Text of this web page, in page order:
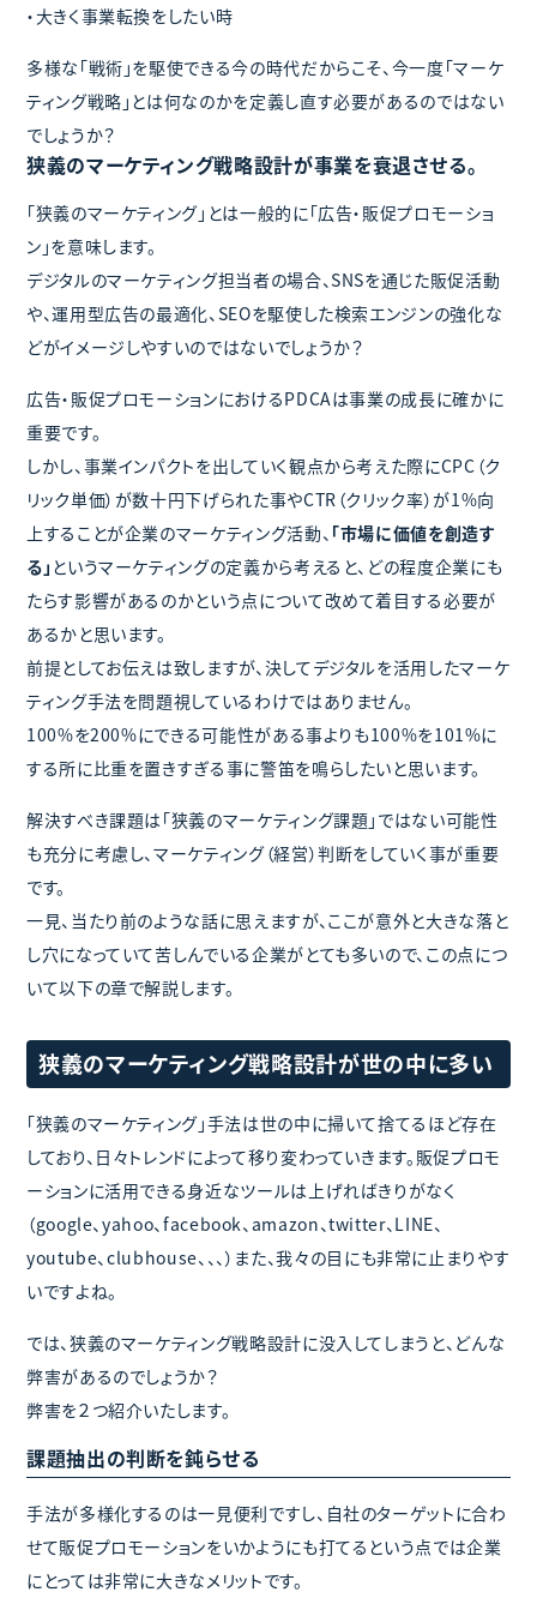
・大きく事業転換をしたい時
多様な「戦術」を駆使できる今の時代だからこそ、今一度「マーケ
ティング戦略」とは何なのかを定義し直す必要があるのではない
でしょうか？
狭義のマーケティング戦略設計が事業を衰退させる。
「狭義のマーケティング」とは一般的に「広告・販促プロモーショ
ン」を意味します。
デジタルのマーケティング担当者の場合、SNSを通じた販促活動
や、運用型広告の最適化、SEOを駆使した検索エンジンの強化な
どがイメージしやすいのではないでしょうか？
広告・販促プロモーションにおけるPDCAは事業の成長に確かに
重要です。
しかし、事業インパクトを出していく観点から考えた際にCPC（ク
リック単価）が数十円下げられた事やCTR（クリック率）が1%向
上することが企業のマーケティング活動、 「市場に価値を創造す
る」 というマーケティングの定義から考えると、どの程度企業にも
たらす影響があるのかという点について改めて着目する必要が
あるかと思います。
前提としてお伝えは致しますが、決してデジタルを活用したマーケ
ティング手法を問題視しているわけではありません。
100%を200%にできる可能性がある事よりも100%を101%に
する所に比重を置きすぎる事に警笛を鳴らしたいと思います。
解決すべき課題は「狭義のマーケティング課題」ではない可能性
も充分に考慮し、マーケティング（経営）判断をしていく事が重要
です。
一見、当たり前のような話に思えますが、ここが意外と大きな落と
し穴になっていて苦しんでいる企業がとても多いので、この点につ
いて以下の章で解説します。
狭義のマーケティング戦略設計が世の中に多い
「狭義のマーケティング」手法は世の中に掃いて捨てるほど存在
しており、日々トレンドによって移り変わっていきます。販促プロモ
ーションに活用できる身近なツールは上げればきりがなく
（google、yahoo、facebook、amazon、twitter、LINE、
youtube、clubhouse、、、）また、我々の目にも非常に止まりやす
いですよね。
では、狭義のマーケティング戦略設計に没入してしまうと、どんな
弊害があるのでしょうか？
弊害を２つ紹介いたします。
課題抽出の判断を鈍らせる
手法が多様化するのは一見便利ですし、自社のターゲットに合わ
せて販促プロモーションをいかようにも打てるという点では企業
にとっては非常に大きなメリットです。